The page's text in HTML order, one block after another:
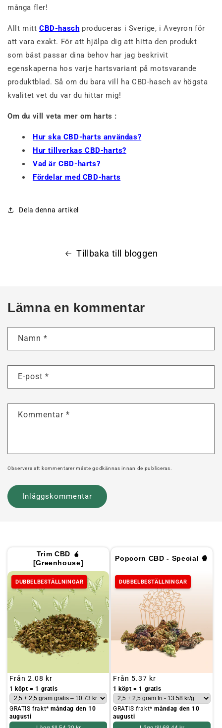
många fler!
Allt mitt CBD-hasch produceras i Sverige, i Aveyron för
att vara exakt. För att hjälpa dig att hitta den produkt
som bäst passar dina behov har jag beskrivit
egenskaperna hos varje hartsvariant på motsvarande
produktblad. Så om du bara vill ha CBD-hasch av högsta
kvalitet vet du var du hittar mig!
Om du vill veta mer om harts :
Hur ska CBD-harts användas?
Hur tillverkas CBD-harts?
Vad är CBD-harts?
Fördelar med CBD-harts
Dela denna artikel
Tillbaka till bloggen
Lämna en kommentar
Namn *
E-post *
Kommentar *
Observera att kommentarer måste godkännas innan de publiceras.
Trim CBD 🧉
[Greenhouse]
DUBBELBESTÄLLNINGAR
Ordinarie
pris
Från 2.08 kr
1 köpt = 1 gratis
GRATIS frakt*måndag den 10
augusti
Popcorn CBD - Special 🍿
DUBBELBESTÄLLNINGAR
Ordinarie
pris
Från 5.37 kr
1 köpt = 1 gratis
GRATIS frakt*måndag den 10
augusti